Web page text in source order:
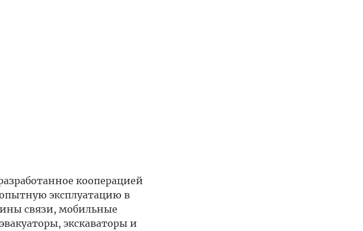
кооперацией
эксплуатацию в
связи, мобильные
экскаваторы и